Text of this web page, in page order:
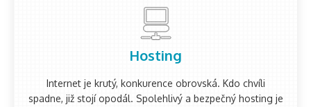
Hosting
Internet je krutý, konkurence obrovská. Kdo chvíli
spadne, již stojí opodál. Spolehlivý a bezpečný hosting je